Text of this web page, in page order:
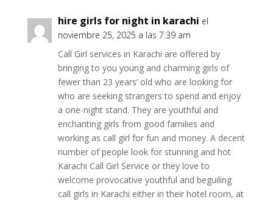
hire girls for night in karachi el
noviembre 25, 2025 a las 7:39 am
Call Girl services in Karachi are offered by
bringing to you young and charming girls of
fewer than 23 years’ old who are looking for
who are seeking strangers to spend and enjoy
a one-night stand. They are youthful and
enchanting girls from good families and
working as call girl for fun and money. A decent
number of people look for stunning and hot
Karachi Call Girl Service or they love to
welcome provocative youthful and beguiling
call girls in Karachi either in their hotel room, at